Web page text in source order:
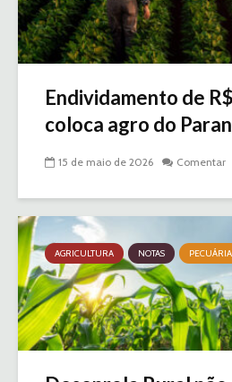
Endividamento de
coloca agro do
15 de maio de 2026 Comentar
AGRICULTURA NOTAS PECUÁRIA